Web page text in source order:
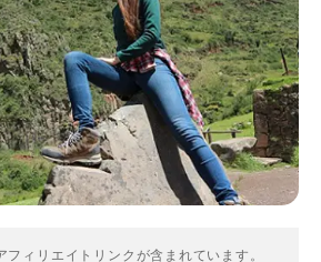
ィリエイトリンクが含まれています。